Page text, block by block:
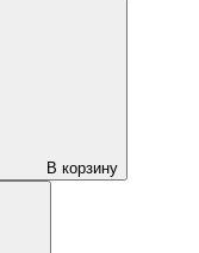
В корзину